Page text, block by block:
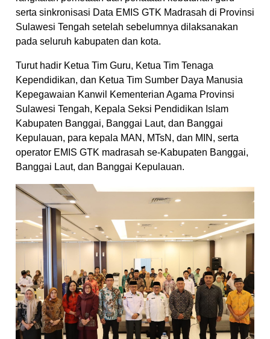
serta sinkronisasi Data EMIS GTK Madrasah di Provinsi
Sulawesi Tengah setelah sebelumnya dilaksanakan
pada seluruh kabupaten dan kota.
Turut hadir Ketua Tim Guru, Ketua Tim Tenaga
Kependidikan, dan Ketua Tim Sumber Daya Manusia
Kepegawaian Kanwil Kementerian Agama Provinsi
Sulawesi Tengah, Kepala Seksi Pendidikan Islam
Kabupaten Banggai, Banggai Laut, dan Banggai
Kepulauan, para kepala MAN, MTsN, dan MIN, serta
operator EMIS GTK madrasah se-Kabupaten Banggai,
Banggai Laut, dan Banggai Kepulauan.